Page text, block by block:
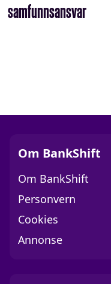
samfunnsansvar
Om BankShift
Om BankShift
Personvern
Cookies
Annonse